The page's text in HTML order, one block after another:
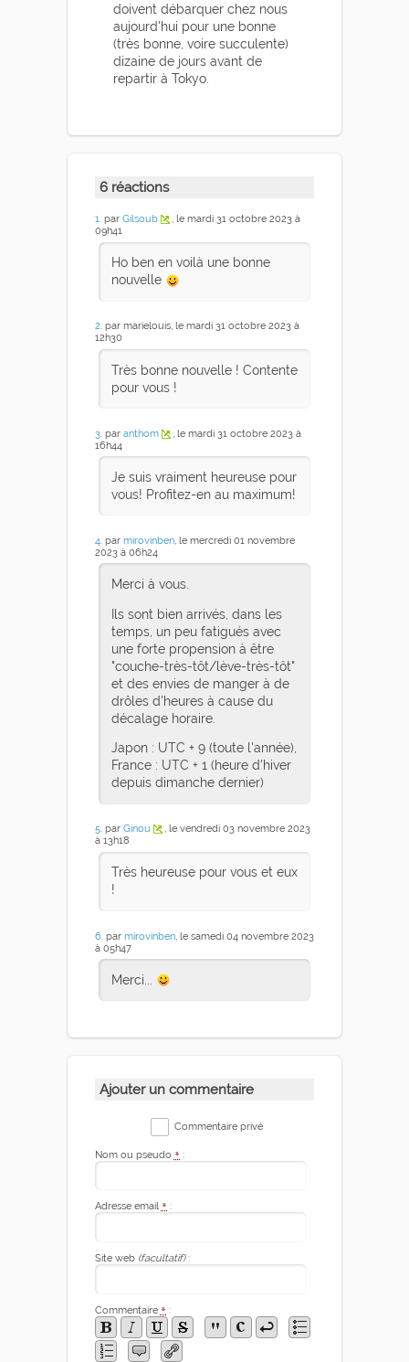
doivent débarquer chez nous
aujourd'hui pour une bonne
(très bonne, voire succulente)
dizaine de jours avant de
repartir à Tokyo.
6 réactions
1. par Gilsoub
, le mardi 31 octobre 2023 à
09h41
Ho ben en voilà une bonne
nouvelle
2. par marielouis, le mardi 31 octobre 2023 à
12h30
Très bonne nouvelle ! Contente
pour vous !
3. par anthom
, le mardi 31 octobre 2023 à
16h44
Je suis vraiment heureuse pour
vous! Profitez-en au maximum!
4. par mirovinben, le mercredi 01 novembre
2023 à 06h24
Merci à vous.
Ils sont bien arrivés, dans les
temps, un peu fatigués avec
une forte propension à être
"couche-très-tôt/lève-très-tôt"
et des envies de manger à de
drôles d'heures à cause du
décalage horaire.
Japon : UTC + 9 (toute l'année),
France : UTC + 1 (heure d'hiver
depuis dimanche dernier)
5. par Ginou
, le vendredi 03 novembre 2023
à 13h18
Très heureuse pour vous et eux
!
6 . par mirovinben , le samedi 04 novembre 2023
à 05h47
Merci...
Ajouter un commentaire
Commentaire privé
Nom ou pseudo * :
Adresse email * :
Site web (facultatif):
Commentaire * :